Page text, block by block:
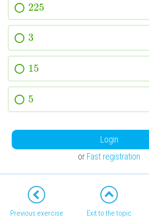
225
3
15
5
Login
or Fast registration
Previous exercise Exit to the topic